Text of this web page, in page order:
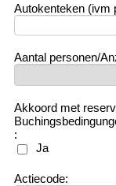
Autokenteken (ivm
Aantal personen/
Akkoord met
:
Ja
Actiecode: